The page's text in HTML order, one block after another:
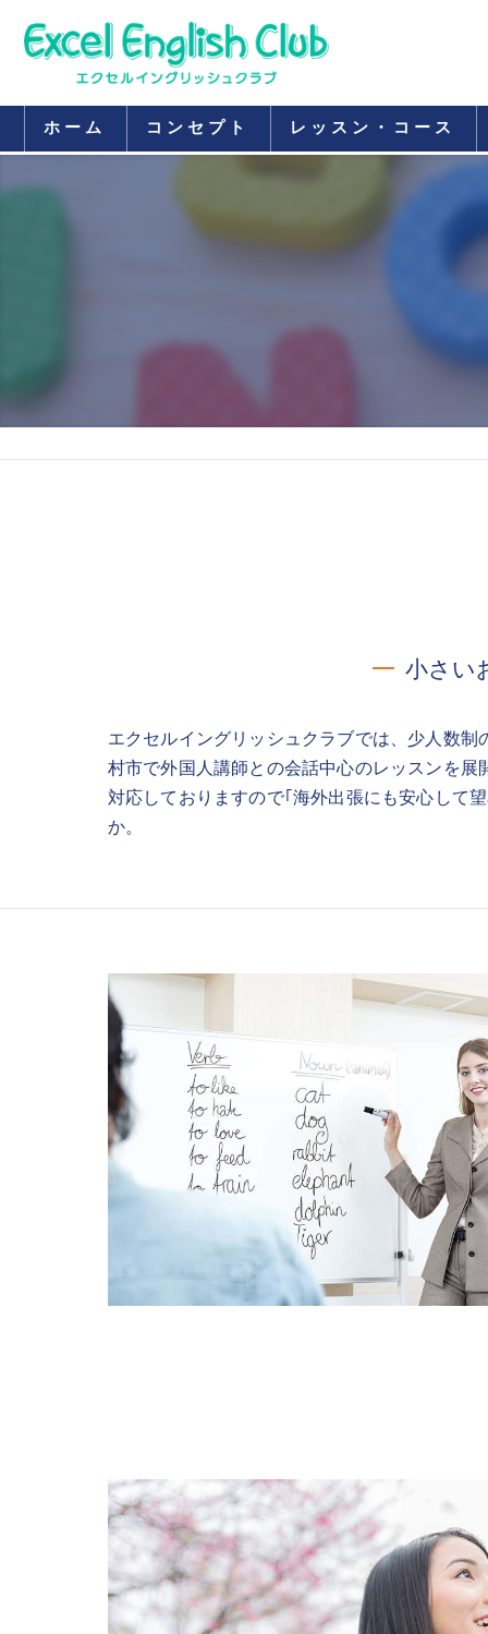
ホーム コンセプト レッスン・コース
小さい
エクセルイングリッシュクラブでは、少人数
村市で外国人講師との会話中心のレッスンを
対応しておりますので｢海外出張にも安心して
か。